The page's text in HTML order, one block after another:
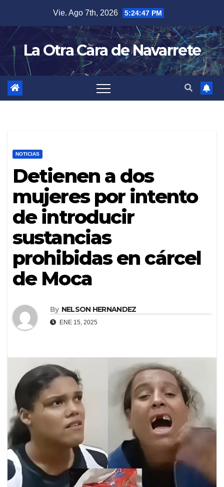
content
Vie. Ago 7th, 2026 5:24:49 PM
La Otra Cara de Navarrete
NOTICIAS
Detienen a dos
mujeres por intento
de introducir
sustancias
prohibidas en cárcel
de Moca
By NELSON HERNANDEZ
ENE 15, 2025